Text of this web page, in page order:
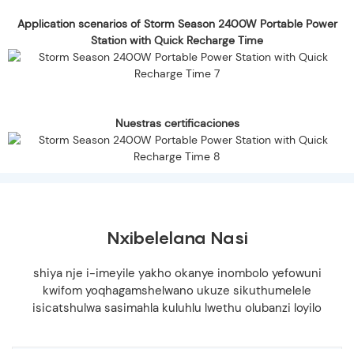
Application scenarios of Storm Season 2400W Portable Power
Station with Quick Recharge Time
Nuestras certificaciones
Nxibelelana Nasi
shiya nje i-imeyile yakho okanye inombolo yefowuni
kwifom yoqhagamshelwano ukuze sikuthumelele
isicatshulwa sasimahla kuluhlu lwethu olubanzi loyilo